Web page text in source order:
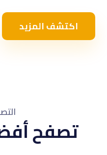
اكتشف المزيد
التصنيفات
تصفح